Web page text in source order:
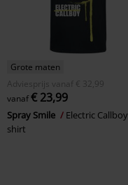
Grote maten
Adviesprijs
vanaf € 32,99
vanaf€ 23,99
Spray Smile Electric Callboy
shirt